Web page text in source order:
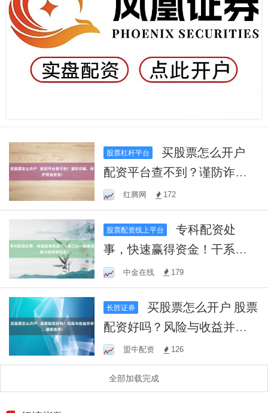
股票杠杆平台
买股票怎么开户
配资平台查不到？谨防诈
骗，保护资金安全！
红腾网 172
股票配资线上平台
专科配资处
事，快速赢得资金！干系口
头一键赢得，助力投资新机
遇！
中金在线 179
长胜证券
买股票怎么开户 股票
配资好吗？风险与收益并
存，谨慎选择！
盟牛配资 126
全部加载完成